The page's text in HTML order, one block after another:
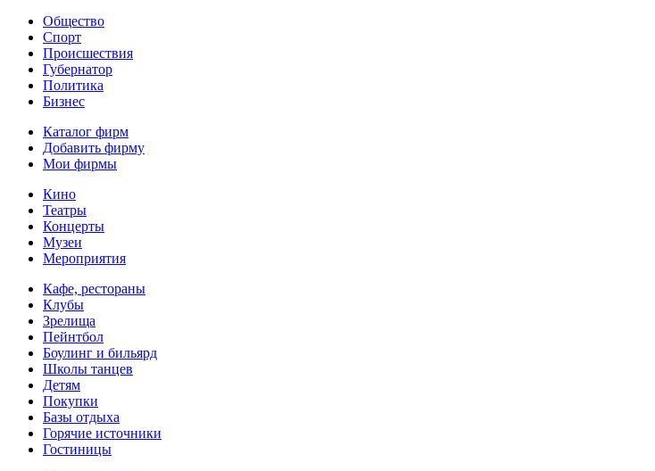
Общество
Спорт
Происшествия
Губернатор
Политика
Бизнес
Каталог фирм
Добавить фирму
Мои фирмы
Кино
Театры
Концерты
Музеи
Мероприятия
Кафе, рестораны
Клубы
Зрелища
Пейнтбол
Боулинг и бильярд
Школы танцев
Детям
Покупки
Базы отдыха
Горячие источники
Гостиницы